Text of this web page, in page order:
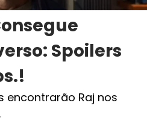
Spoilers
encontrarão Raj nos